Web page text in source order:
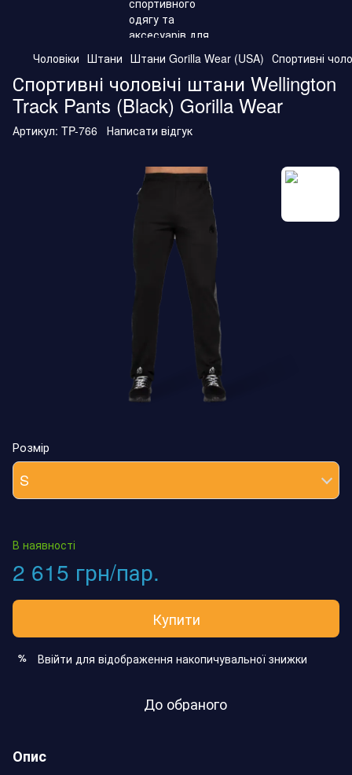
Чоловіки Штани Штани Gorilla Wear (USA) Спортивні
Спортивні чоловічі штани Wellington
Track Pants (Black) Gorilla Wear
Артикул: TP-766 Написати відгук
Розмір
S
В наявності
2 615 грн/пар.
Купити
% Ввійти для відображення накопичувальної знижки
До обраного
Опис